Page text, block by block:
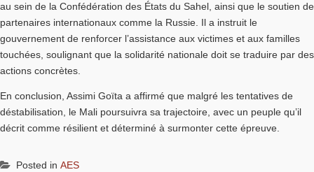
au sein de la Confédération des États du Sahel, ainsi que le soutien de
partenaires internationaux comme la Russie. Il a instruit le
gouvernement de renforcer l’assistance aux victimes et aux familles
touchées, soulignant que la solidarité nationale doit se traduire par des
actions concrètes.
En conclusion, Assimi Goïta a affirmé que malgré les tentatives de
déstabilisation, le Mali poursuivra sa trajectoire, avec un peuple qu’il
décrit comme résilient et déterminé à surmonter cette épreuve.
Posted in AES